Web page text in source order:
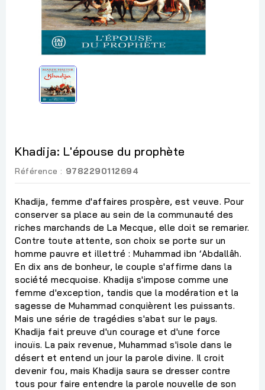
Khadija: L'épouse du prophète
Référence : 9782290112694
Khadija, femme d'affaires prospère, est veuve. Pour
conserver sa place au sein de la communauté des
riches marchands de La Mecque, elle doit se remarier.
Contre toute attente, son choix se porte sur un
homme pauvre et illettré : Muhammad ibn ‘Abdallâh.
En dix ans de bonheur, le couple s'affirme dans la
société mecquoise. Khadija s'impose comme une
femme d'exception, tandis que la modération et la
sagesse de Muhammad conquièrent les puissants.
Mais une série de tragédies s'abat sur le pays.
Khadija fait preuve d'un courage et d'une force
inouïs. La paix revenue, Muhammad s'isole dans le
désert et entend un jour la parole divine. Il croit
devenir fou, mais Khadija saura se dresser contre
tous pour faire entendre la parole nouvelle de son